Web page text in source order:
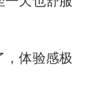
，体验感极